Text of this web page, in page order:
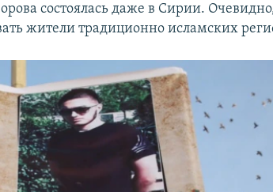
состоялась даже в Сирии.
жители традиционно исламских